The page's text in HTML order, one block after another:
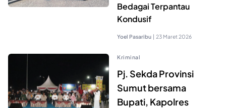
Bedagai Terpantau
Kondusif
Yoel Pasaribu | 23 Maret 2026
Kriminal
Pj. Sekda Provinsi
Sumut bersama
Bupati, Kapolres